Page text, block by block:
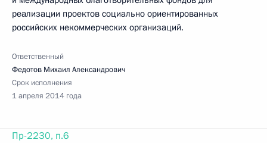
реализации проектов социально ориентированных
российских некоммерческих организаций.
Ответственный
Федотов Михаил Александрович
Срок исполнения
1 апреля 2014 года
Пр-2230, п.6